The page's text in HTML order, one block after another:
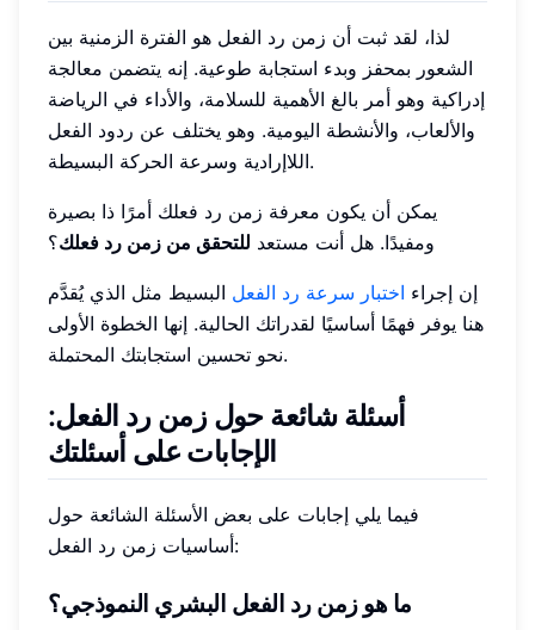
لذا، لقد ثبت أن زمن رد الفعل هو الفترة الزمنية بين
الشعور بمحفز وبدء استجابة طوعية. إنه يتضمن معالجة
إدراكية وهو أمر بالغ الأهمية للسلامة، والأداء في الرياضة
والألعاب، والأنشطة اليومية. وهو يختلف عن ردود الفعل
اللاإرادية وسرعة الحركة البسيطة.
يمكن أن يكون معرفة زمن رد فعلك أمرًا ذا بصيرة
ومفيدًا. هل أنت مستعد للتحقق من زمن رد فعلك؟
إن إجراء اختبار سرعة رد الفعل البسيط مثل الذي يُقدَّم
هنا يوفر فهمًا أساسيًا لقدراتك الحالية. إنها الخطوة الأولى
نحو تحسين استجابتك المحتملة.
أسئلة شائعة حول زمن رد الفعل:
الإجابات على أسئلتك
فيما يلي إجابات على بعض الأسئلة الشائعة حول
أساسيات زمن رد الفعل:
ما هو زمن رد الفعل البشري النموذجي؟